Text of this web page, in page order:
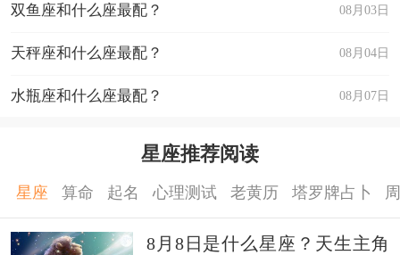
08月03日
双鱼座和什么座最配？
08月04日
天秤座和什么座最配？
08月07日
水瓶座和什么座最配？
星座推荐阅读
星座 算命 起名 心理测试 老黄历 塔罗牌占卜
8月8日是什么星座？天生主角